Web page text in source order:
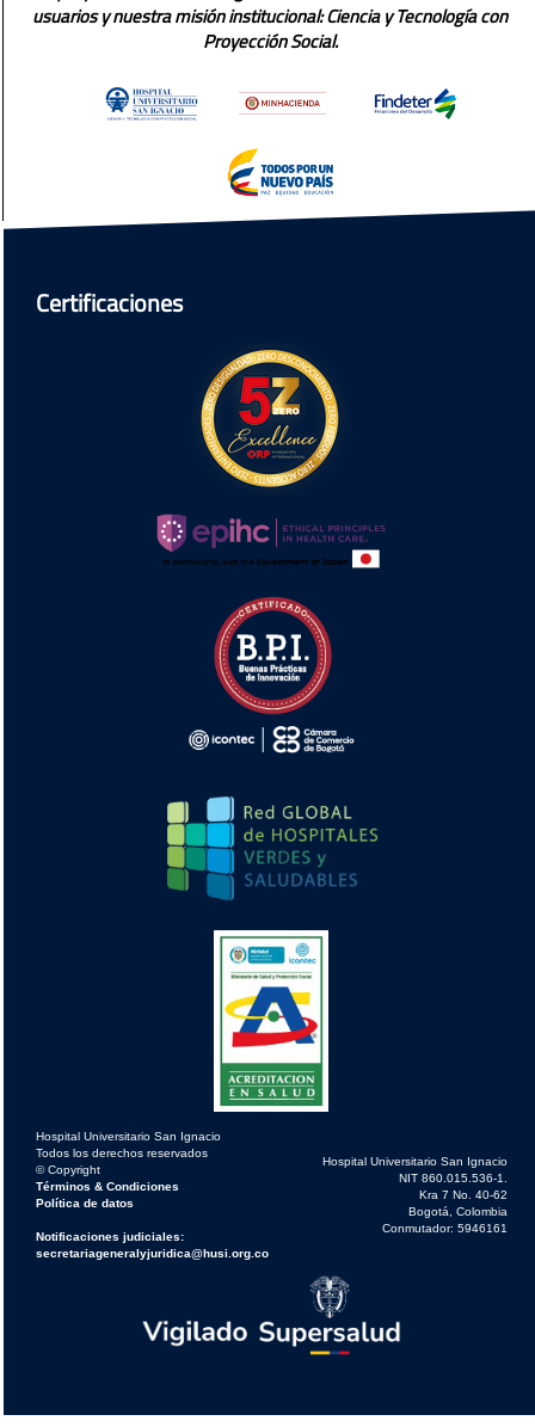
usuarios y nuestra misión institucional: Ciencia y Tecnología con
Proyección Social.
Certificaciones
Hospital Universitario San Ignacio
Todos los derechos reservados
© Copyright
Términos & Condiciones
Política de datos
Notificaciones judiciales:
secretariageneralyjuridica@husi.org.co
Hospital Universitario San Ignacio
NIT 860.015.536-1.
Kra 7 No. 40-62
Bogotá, Colombia
Conmutador: 5946161